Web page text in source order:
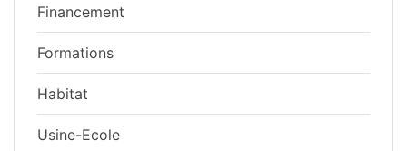
Financement
Formations
Habitat
Usine-Ecole